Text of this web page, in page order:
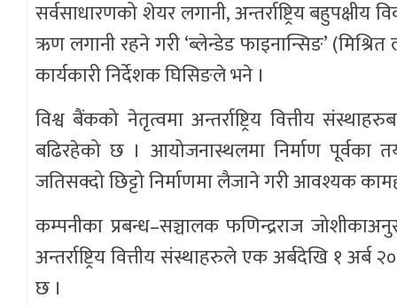
सर्वसाधारणको शेयर लगानी, अन्तर्राष्ट्रिय
ऋण लगानी रहने गरी ‘ब्लेन्डेड फाइनान्सिङ’
कार्यकारी निर्देशक घिसिङले भने ।
विश्व बैंकको नेतृत्वमा अन्तर्राष्ट्रिय वित्तीय
बढिरहेको छ । आयोजनास्थलमा निर्माण पूर्वका
जतिसक्दो छिट्टो निर्माणमा लैजाने गरी आवश्यक
कम्पनीका प्रबन्ध–सञ्चालक फणिन्द्रराज
अन्तर्राष्ट्रिय वित्तीय संस्थाहरुले एक अर्बदेखि १
छ ।